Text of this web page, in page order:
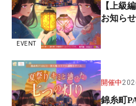
EVENT
【上級
お知らせ
開催中
錦糸町